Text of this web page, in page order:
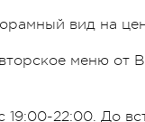
вид на
меню от
19:00-22:00. До